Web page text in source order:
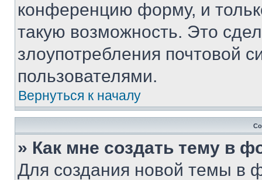
конференцию форму, и
такую возможность. Это
злоупотребления почтовой
пользователями.
Вернуться к началу
» Как мне создать тему в
Для создания новой темы в